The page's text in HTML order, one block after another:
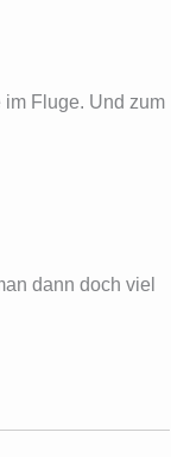
Fluge. Und zum
dann doch viel